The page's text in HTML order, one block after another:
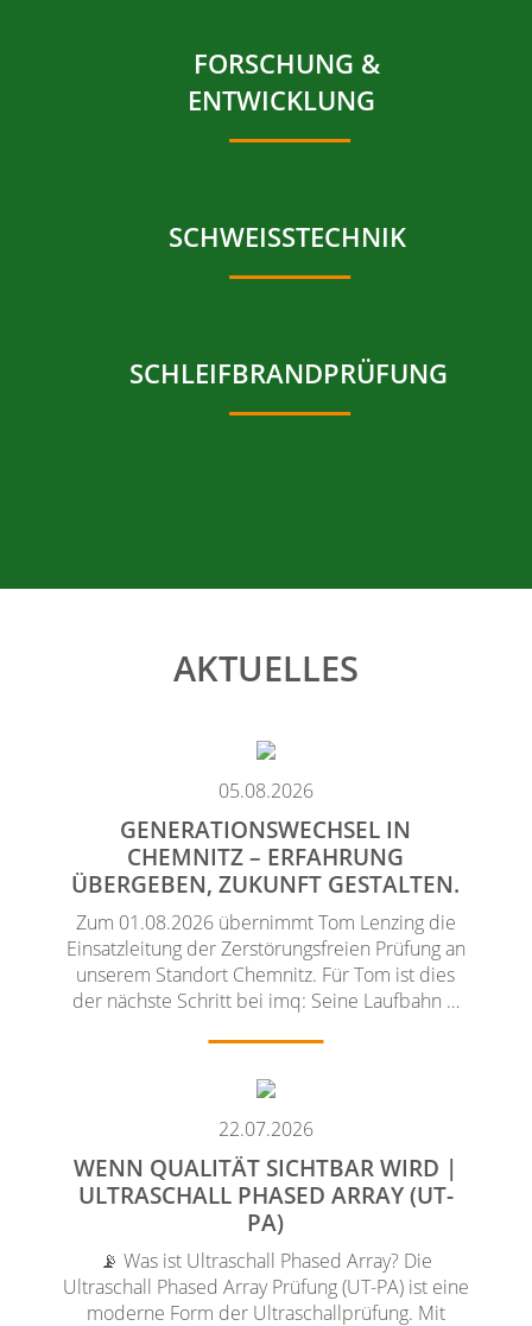
FORSCHUNG &
ENTWICKLUNG
SCHWEISSTECHNIK
SCHLEIFBRANDPRÜFUNG
AKTUELLES
05.08.2026
GENERATIONSWECHSEL IN
CHEMNITZ – ERFAHRUNG
ÜBERGEBEN, ZUKUNFT GESTALTEN.
Zum 01.08.2026 übernimmt Tom Lenzing die
Einsatzleitung der Zerstörungsfreien Prüfung an
unserem Standort Chemnitz. Für Tom ist dies
der nächste Schritt bei imq: Seine Laufbahn …
22.07.2026
WENN QUALITÄT SICHTBAR WIRD |
ULTRASCHALL PHASED ARRAY (UT-
PA)
📡 Was ist Ultraschall Phased Array? Die
Ultraschall Phased Array Prüfung (UT-PA) ist eine
moderne Form der Ultraschallprüfung. Mit